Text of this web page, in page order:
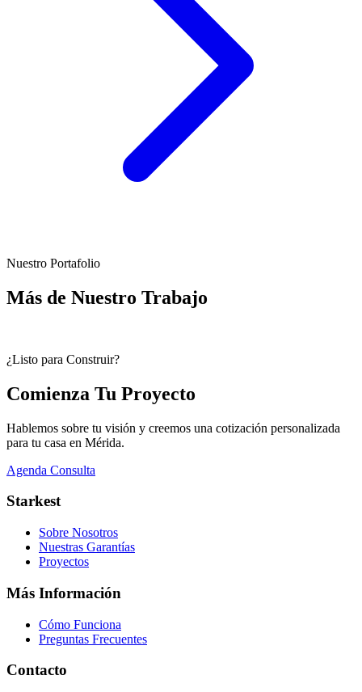
Nuestro Portafolio
Más de Nuestro Trabajo
¿Listo para Construir?
Comienza Tu Proyecto
Hablemos sobre tu visión y creemos una cotización personalizada
para tu casa en Mérida.
Agenda Consulta
Starkest
Sobre Nosotros
Nuestras Garantías
Proyectos
Más Información
Cómo Funciona
Preguntas Frecuentes
Contacto